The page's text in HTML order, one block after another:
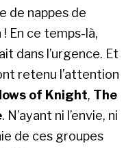
de nappes de
En ce temps-là,
dans l’urgence. Et
retenu l’attention
of Knight, The
. N’ayant ni l’envie, ni
de ces groupes